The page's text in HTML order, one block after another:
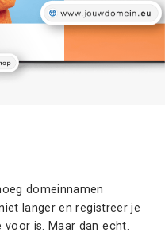
domeinnamen
langer en registreer je
is. Maar dan echt.